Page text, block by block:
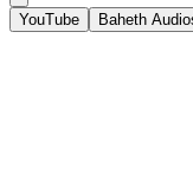
YouTube Baheth